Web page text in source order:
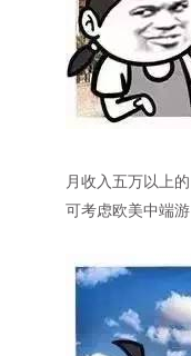
月收入五万以上的
可考虑欧美中端游